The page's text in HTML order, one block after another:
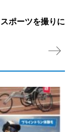
ポーツを撮りに